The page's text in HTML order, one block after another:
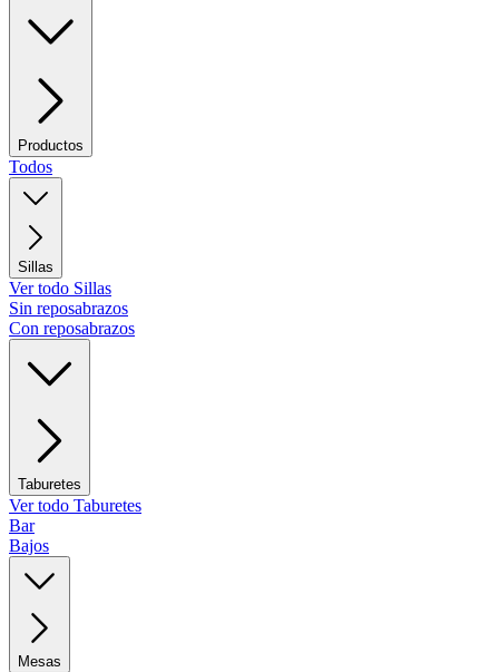
Productos
Todos
Sillas
Ver todo Sillas
Sin reposabrazos
Con reposabrazos
Taburetes
Ver todo Taburetes
Bar
Bajos
Mesas